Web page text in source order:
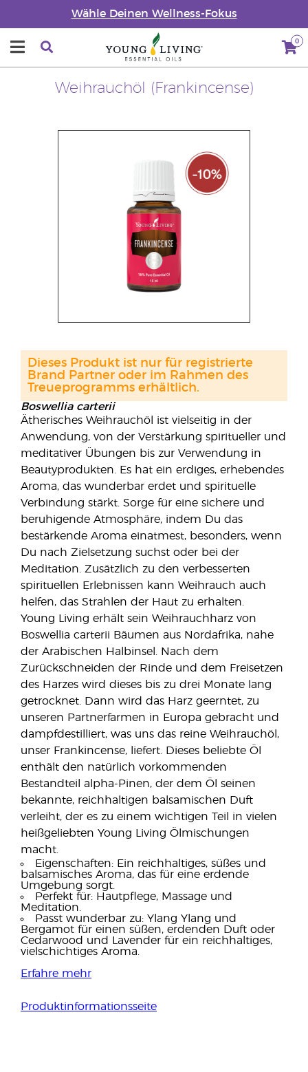
Wähle Deinen Wellness-Fokus
0
Weihrauchöl (Frankincense)
Boswellia carterii
Ätherisches Weihrauchöl ist vielseitig in der
Anwendung, von der Verstärkung spiritueller und
meditativer Übungen bis zur Verwendung in
Beautyprodukten. Es hat ein erdiges, erhebendes
Aroma, das wunderbar erdet und spirituelle
Verbindung stärkt. Sorge für eine sichere und
beruhigende Atmosphäre, indem Du das
bestärkende Aroma einatmest, besonders, wenn
Du nach Zielsetzung suchst oder bei der
Meditation. Zusätzlich zu den verbesserten
spirituellen Erlebnissen kann Weihrauch auch
helfen, das Strahlen der Haut zu erhalten.
Young Living erhält sein Weihrauchharz von
Boswellia carterii Bäumen aus Nordafrika, nahe
der Arabischen Halbinsel. Nach dem
Zurückschneiden der Rinde und dem Freisetzen
des Harzes wird dieses bis zu drei Monate lang
getrocknet. Dann wird das Harz geerntet, zu
unseren Partnerfarmen in Europa gebracht und
dampfdestilliert, was uns das reine Weihrauchöl,
unser Frankincense, liefert. Dieses beliebte Öl
enthält den natürlich vorkommenden
Bestandteil alpha-Pinen, der dem Öl seinen
bekannte, reichhaltigen balsamischen Duft
verleiht, der es zu einem wichtigen Teil in vielen
heißgeliebten Young Living Ölmischungen
macht.
Eigenschaften: Ein reichhaltiges, süßes und
balsamisches Aroma, das für eine erdende
Umgebung sorgt.
Perfekt für: Hautpflege, Massage und
Meditation.
Passt wunderbar zu: Ylang Ylang und
Bergamot für einen süßen, erdenden Duft oder
Cedarwood und Lavender für ein reichhaltiges,
vielschichtiges Aroma.
Erfahre mehr
Produktinformationsseite
Dieses Produkt ist nur für registrierte
Brand Partner oder im Rahmen des
Treueprogramms erhältlich.